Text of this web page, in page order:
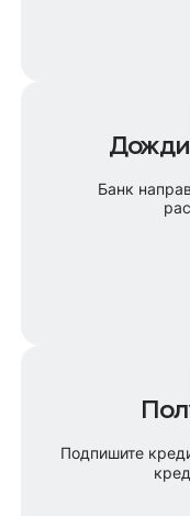
Банк
Подпишите